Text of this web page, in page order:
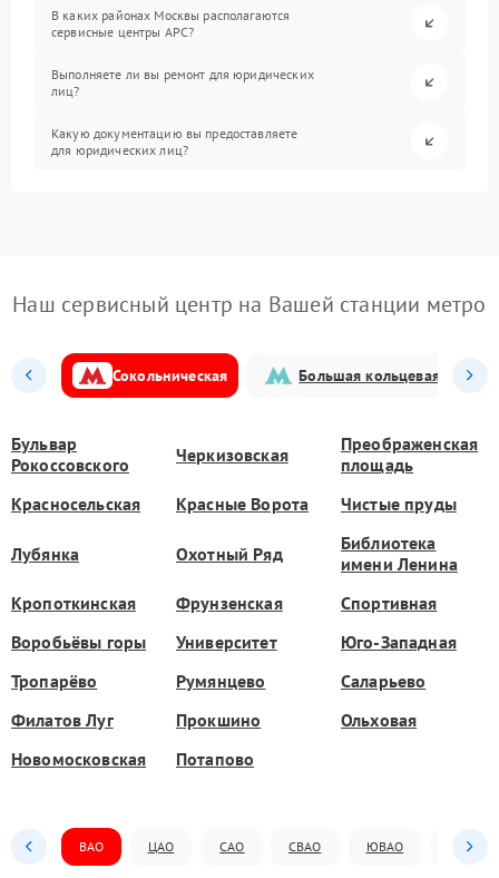
В каких районах Москвы располагаются
сервисные центры APC?
Выполняете ли вы ремонт для юридических
лиц?
Какую документацию вы предоставляете
для юридических лиц?
Наш сервисный центр на Вашей станции метро
Сокольническая Большая кольцевая
Бульвар
Рокоссовского
Черкизовская
Преображенская
площадь
Красносельская
Красные Ворота Чистые пруды
Лубянка Охотный Ряд
Библиотека
имени Ленина
Кропоткинская
Фрунзенская
Спортивная
Воробьёвы горы
Университет
Юго-Западная
Тропарёво
Румянцево
Саларьево
Филатов Луг
Прокшино
Ольховая
Новомосковская
Потапово
ВАО ЦАО САО СВАО ЮВАО ЮАО